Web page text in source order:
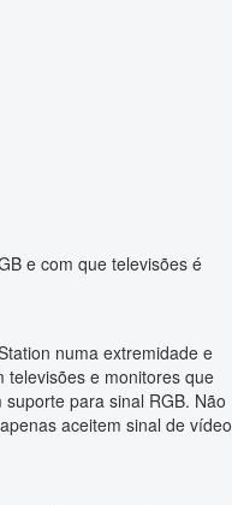
e com que televisões é
numa extremidade e
televisões e monitores que
para sinal RGB. Não
aceitem sinal de vídeo